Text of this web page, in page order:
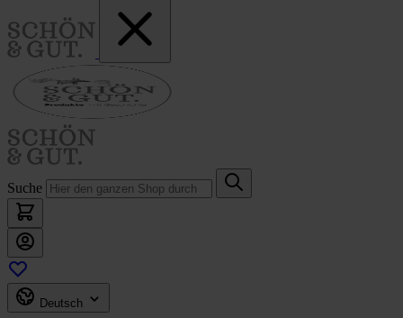
Suche
Deutsch